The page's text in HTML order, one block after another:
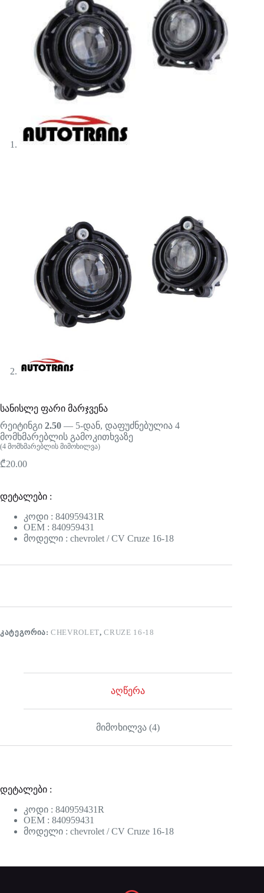
სანისლე ფარი მარჯვენა
რეიტინგი 2.50 — 5-დან, დაფუძნებულია 4
მომხმარებლის გამოკითხვაზე
(4 მომხმარებლის მიმოხილვა)
₾20.00
დეტალები :
კოდი : 840959431R
OEM : 840959431
მოდელი : chevrolet / CV Cruze 16-18
ᲙᲐᲢᲔᲒᲝᲠᲘᲐ:CHEVROLET,CRUZE 16-18
აღწერა
მიმოხილვა (4)
დეტალები :
კოდი : 840959431R
OEM : 840959431
მოდელი : chevrolet / CV Cruze 16-18